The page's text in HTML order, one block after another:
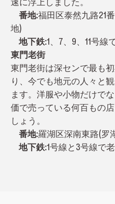
番地:福田区泰然九路21
地)
地下鉄:1、7、9、11号
東門老街
東門老街は深センで最も
り、今でも地元の人々と
ます。洋服や小物だけで
価で売っている何百もの
しょう。
番地:羅湖区深南東路(罗
地下鉄:1号線と3号線で